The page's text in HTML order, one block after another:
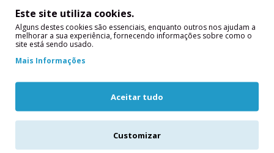
decoraçã..
4,00€
4,90€
Este site utiliza cookies.
Alguns destes cookies são essenciais, enquanto outros nos ajudam a
melhorar a sua experiência, fornecendo informações sobre como o
site está sendo usado.
Mais Informações
Aceitar tudo
Customizar